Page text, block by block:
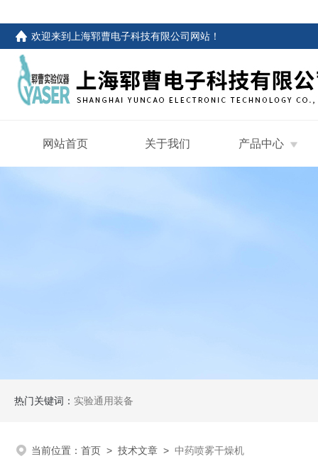
欢迎来到 上海郓曹电子科技有限公司网站 ！
网站首页 关于我们 产品中心
热门关键词： 实验通用装备
当前位置： 首页 > 技术文章 > 中药喷雾干燥机